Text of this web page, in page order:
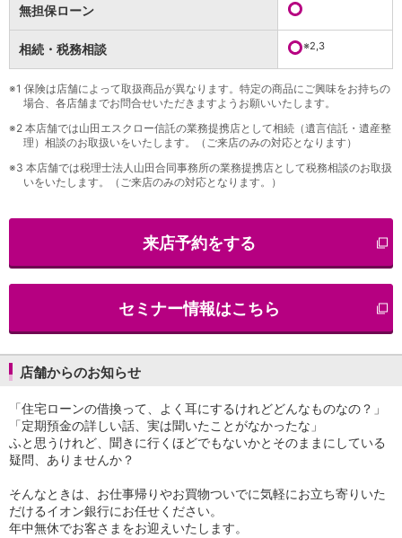
介護保険
カード
クレジットカード
デビットカード
インターネットバンキング
アプリ
イオン銀行アプリTOP
通帳アプリ
イオン銀行PayB
イオングループアプリ
支払・入金TOP
AEON Pay
自動入金サービス
スマホ決済アプリ
サービス
Myステージ
相続・税務のご相談
電子マネーWAON
セキュリティ
インボイス
その他サービス
無担保ローン
相続・税務相談 ※2,3
※1 保険は店舗によって取扱商品が異なります。特定の商品にご興味をお持ちの
場合、各店舗までお問合せいただきますようお願いいたします。
※2 本店舗では山田エスクロー信託の業務提携店として相続（遺言信託・遺産整
理）相談のお取扱いをいたします。（ご来店のみの対応となります）
※3 本店舗では税理士法人山田合同事務所の業務提携店として税務相談のお取扱
いをいたします。（ご来店のみの対応となります。）
来店予約をする
セミナー情報はこちら
店舗からのお知らせ
「住宅ローンの借換って、よく耳にするけれどどんなものなの？」
「定期預金の詳しい話、実は聞いたことがなかったな」
ふと思うけれど、聞きに行くほどでもないかとそのままにしている
疑問、ありませんか？
そんなときは、お仕事帰りやお買物ついでに気軽にお立ち寄りいた
だけるイオン銀行にお任せください。
年中無休でお客さまをお迎えいたします。